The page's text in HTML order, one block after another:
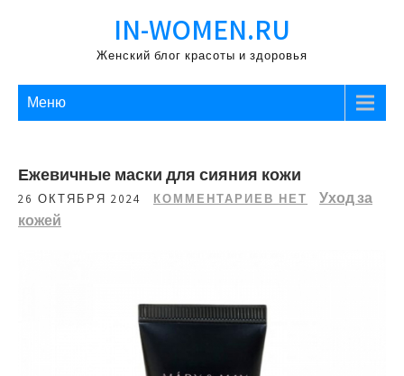
IN-WOMEN.RU
Женский блог красоты и здоровья
Меню
Ежевичные маски для сияния кожи
26 ОКТЯБРЯ 2024 КОММЕНТАРИЕВ НЕТ
Уход за
кожей